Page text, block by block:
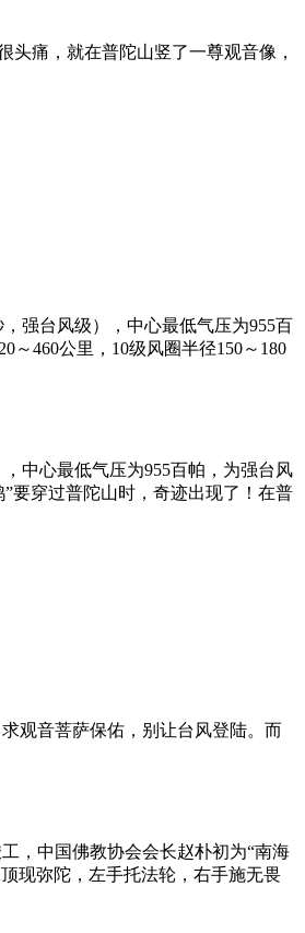
痛，就在普陀山竖了一尊观音像，
强台风级），中心最低气压为955百
～460公里，10级风圈半径150～180
中心最低气压为955百帕，为强台风
要穿过普陀山时，奇迹出现了！在普
观音菩萨保佑，别让台风登陆。而
，中国佛教协会会长赵朴初为“南海
现弥陀，左手托法轮，右手施无畏